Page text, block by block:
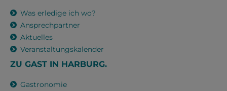
Was erledige ich wo?
Ansprechpartner
Aktuelles
Veranstaltungskalender
ZU GAST IN HARBURG.
Gastronomie